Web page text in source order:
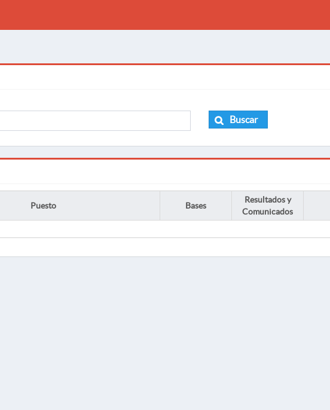
Buscar
Puesto Bases
Resultados y
Comunicados